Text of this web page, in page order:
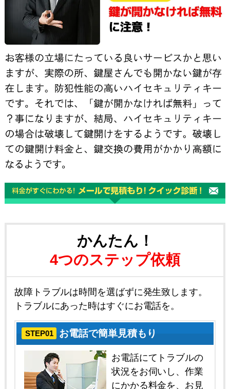
かんたん！
4つのステップ依頼
故障トラブルは時間を選ばずに発生致します。
トラブルにあった時はすぐにお電話を。
STEP01 お電話で簡単見積もり
お電話にてトラブルの
状況をお伺いし、作業
にかかる料金を、お見